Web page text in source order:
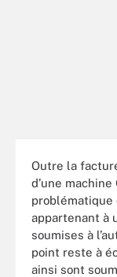
Outre la
d’une
problématique
appartenant à
soumises à
point reste à
ainsi sont